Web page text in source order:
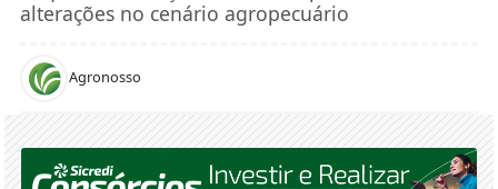
alterações no cenário agropecuário
Agronosso